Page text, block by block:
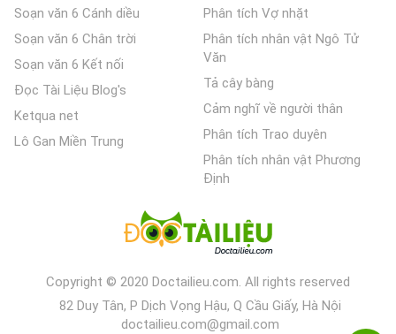
Soạn văn 6 Cánh diều
Soạn văn 6 Chân trời
Soạn văn 6 Kết nối
Đọc Tài Liệu Blog's
Ketqua net
Lô Gan Miền Trung
Phân tích Vợ nhặt
Phân tích nhân vật Ngô Tử
Văn
Tả cây bàng
Cảm nghĩ về người thân
Phân tích Trao duyên
Phân tích nhân vật Phương
Định
Copyright © 2020 Doctailieu.com. All rights reserved
82 Duy Tân, P Dịch Vọng Hậu, Q Cầu Giấy, Hà Nội
doctailieu.com@gmail.com